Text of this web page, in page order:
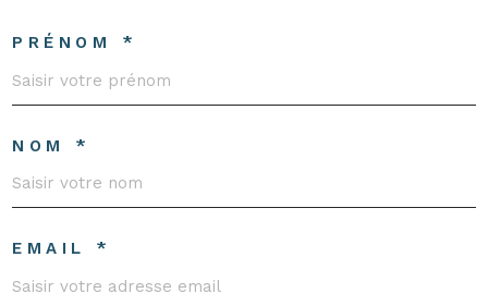
PRÉNOM *
NOM *
EMAIL *